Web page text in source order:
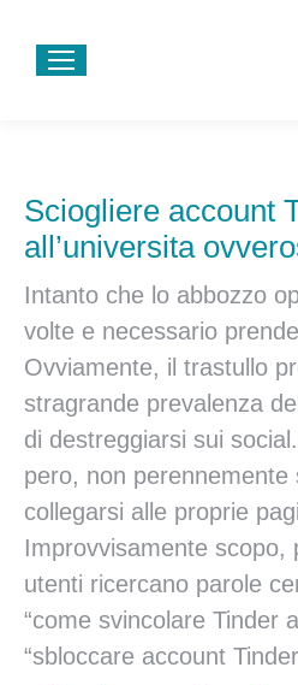
Sciogliere account
all’universita
Intanto che lo abbozzo
volte e necessario
Ovviamente, il trastullo
stragrande prevalenza
di destreggiarsi sui
pero, non perennemente
collegarsi alle proprie
Improvvisamente scopo,
utenti ricercano parole
“come svincolare Tinder
“sbloccare account